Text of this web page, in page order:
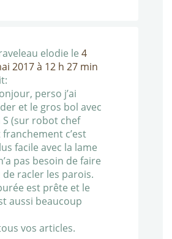
elodie le 4
2017 à 12 h 27 min
perso j’ai
et le gros bol avec
S (sur robot chef
c’est
facile avec la lame
pas besoin de faire
de racler les parois.
est prête et le
aussi beaucoup
vos articles.